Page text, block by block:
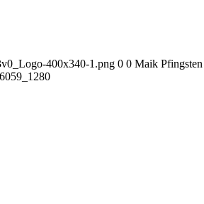
400x340-1.png 0 0 Maik Pfingsten